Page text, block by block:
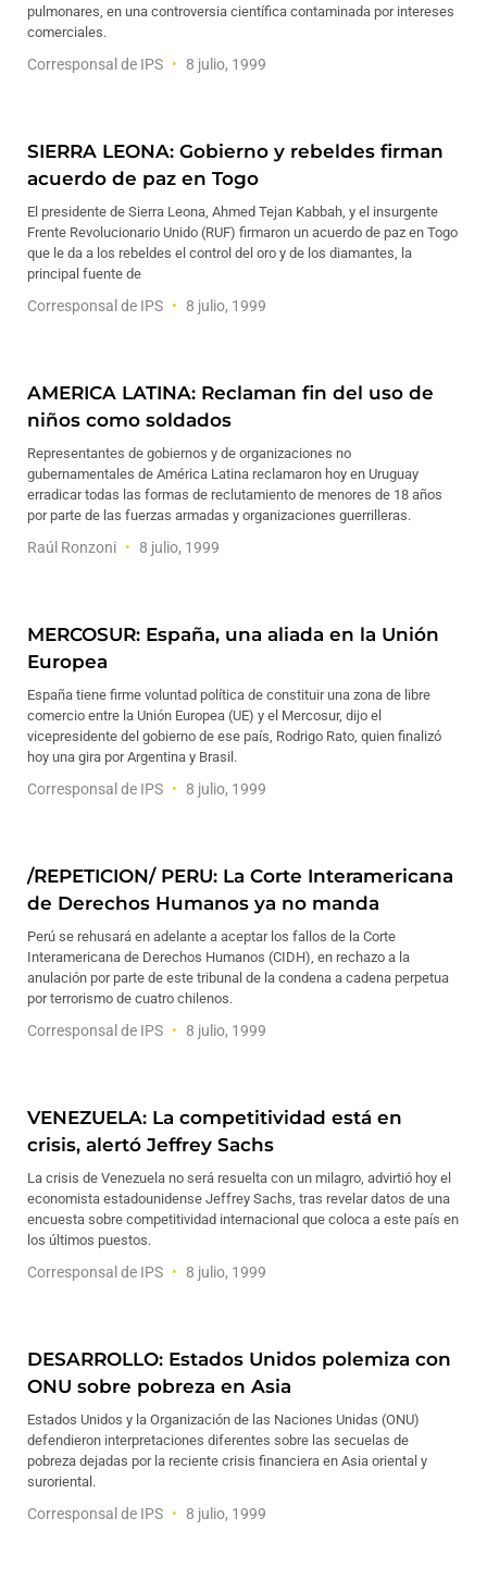
pulmonares, en una controversia científica contaminada por intereses
comerciales.
Corresponsal de IPS 8 julio, 1999
SIERRA LEONA: Gobierno y rebeldes firman
acuerdo de paz en Togo
El presidente de Sierra Leona, Ahmed Tejan Kabbah, y el insurgente
Frente Revolucionario Unido (RUF) firmaron un acuerdo de paz en Togo
que le da a los rebeldes el control del oro y de los diamantes, la
principal fuente de
Corresponsal de IPS 8 julio, 1999
AMERICA LATINA: Reclaman fin del uso de
niños como soldados
Representantes de gobiernos y de organizaciones no
gubernamentales de América Latina reclamaron hoy en Uruguay
erradicar todas las formas de reclutamiento de menores de 18 años
por parte de las fuerzas armadas y organizaciones guerrilleras.
Raúl Ronzoni 8 julio, 1999
MERCOSUR: España, una aliada en la Unión
Europea
España tiene firme voluntad política de constituir una zona de libre
comercio entre la Unión Europea (UE) y el Mercosur, dijo el
vicepresidente del gobierno de ese país, Rodrigo Rato, quien finalizó
hoy una gira por Argentina y Brasil.
Corresponsal de IPS 8 julio, 1999
/REPETICION/ PERU: La Corte Interamericana
de Derechos Humanos ya no manda
Perú se rehusará en adelante a aceptar los fallos de la Corte
Interamericana de Derechos Humanos (CIDH), en rechazo a la
anulación por parte de este tribunal de la condena a cadena perpetua
por terrorismo de cuatro chilenos.
Corresponsal de IPS 8 julio, 1999
VENEZUELA: La competitividad está en
crisis, alertó Jeffrey Sachs
La crisis de Venezuela no será resuelta con un milagro, advirtió hoy el
economista estadounidense Jeffrey Sachs, tras revelar datos de una
encuesta sobre competitividad internacional que coloca a este país en
los últimos puestos.
Corresponsal de IPS 8 julio, 1999
DESARROLLO: Estados Unidos polemiza con
ONU sobre pobreza en Asia
Estados Unidos y la Organización de las Naciones Unidas (ONU)
defendieron interpretaciones diferentes sobre las secuelas de
pobreza dejadas por la reciente crisis financiera en Asia oriental y
suroriental.
Corresponsal de IPS 8 julio, 1999